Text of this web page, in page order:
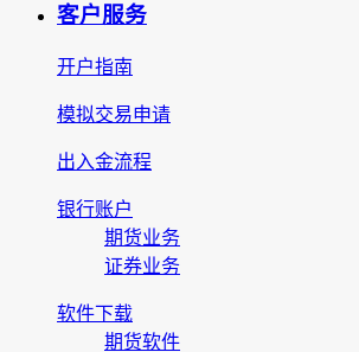
客户服务
开户指南
模拟交易申请
出入金流程
银行账户
期货业务
证券业务
软件下载
期货软件